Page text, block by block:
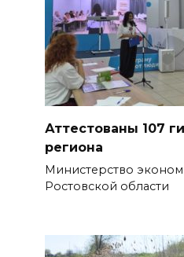
Аттестованы 107
региона
Министерство
Ростовской области